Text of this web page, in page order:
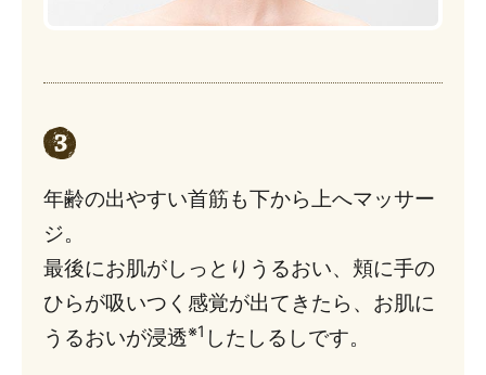
年齢の出やすい首筋も下から上へマッサー
ジ。
最後にお肌がしっとりうるおい、頬に手の
ひらが吸いつく感覚が出てきたら、お肌に
うるおいが浸透※1 したしるしです。